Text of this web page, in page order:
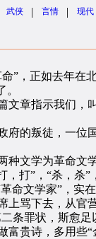
武侠 | 言情 | 现代
，正如去年在北
章指示我们，叫
的叛徒，一位国
文学为革命文学
”，“杀，杀”
文学家”，实在
骂下去，从官营
条罪状，斯愈
诗，多用些“